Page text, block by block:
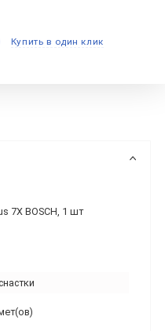
Купить в один клик
7X BOSCH, 1 шт